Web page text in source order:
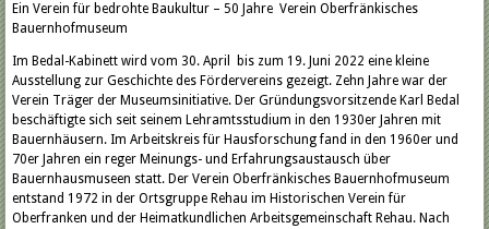
Ein Verein für bedrohte Baukultur – 50 Jahre Verein Oberfränkisches
Bauernhofmuseum
Im Bedal-Kabinett wird vom 30. April bis zum 19. Juni 2022 eine kleine
Ausstellung zur Geschichte des Fördervereins gezeigt. Zehn Jahre war der
Verein Träger der Museumsinitiative. Der Gründungsvorsitzende Karl Bedal
beschäftigte sich seit seinem Lehramtsstudium in den 1930er Jahren mit
Bauernhäusern. Im Arbeitskreis für Hausforschung fand in den 1960er und
70er Jahren ein reger Meinungs- und Erfahrungsaustausch über
Bauernhausmuseen statt. Der Verein Oberfränkisches Bauernhofmuseum
entstand 1972 in der Ortsgruppe Rehau im Historischen Verein für
Oberfranken und der Heimatkundlichen Arbeitsgemeinschaft Rehau. Nach